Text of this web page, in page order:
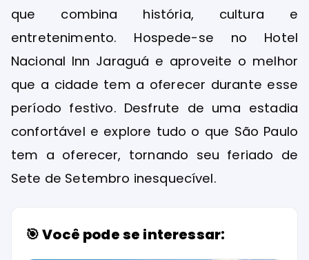
que combina história, cultura e
entretenimento. Hospede-se no Hotel
Nacional Inn Jaraguá e aproveite o melhor
que a cidade tem a oferecer durante esse
período festivo. Desfrute de uma estadia
confortável e explore tudo o que São Paulo
tem a oferecer, tornando seu feriado de
Sete de Setembro inesquecível.
🎯 Você pode se interessar: